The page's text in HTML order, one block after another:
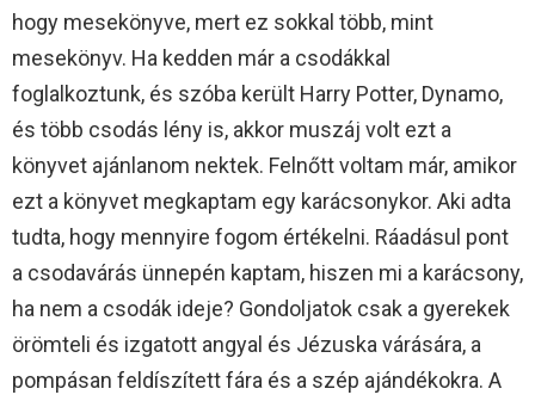
hogy mesekönyve, mert ez sokkal több, mint
mesekönyv. Ha kedden már a csodákkal
foglalkoztunk, és szóba került Harry Potter, Dynamo,
és több csodás lény is, akkor muszáj volt ezt a
könyvet ajánlanom nektek. Felnőtt voltam már, amikor
ezt a könyvet megkaptam egy karácsonykor. Aki adta
tudta, hogy mennyire fogom értékelni. Ráadásul pont
a csodavárás ünnepén kaptam, hiszen mi a karácsony,
ha nem a csodák ideje? Gondoljatok csak a gyerekek
örömteli és izgatott angyal és Jézuska várására, a
pompásan feldíszített fára és a szép ajándékokra. A